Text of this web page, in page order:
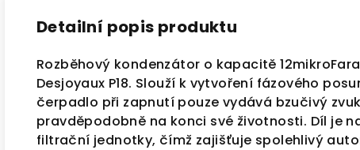
Detailní popis produktu
Rozběhový kondenzátor o kapacitě
Desjoyaux P18. Slouží k vytvoření fázového
čerpadlo při zapnutí pouze vydává bzučivý
pravděpodobně na konci své životnosti. Díl je
filtrační jednotky, čímž zajišťuje spolehlivý